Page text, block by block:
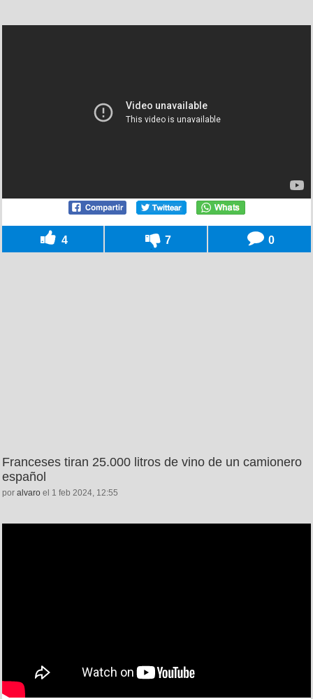
4 7 0
Franceses tiran 25.000 litros de vino de un camionero
español
por alvaro el 1 feb 2024, 12:55